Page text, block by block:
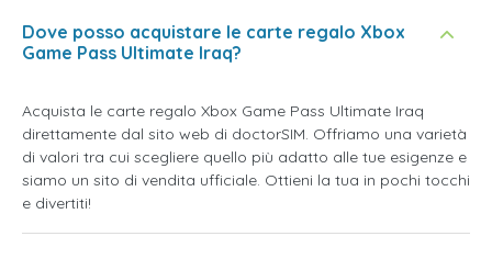
Dove posso acquistare le carte regalo Xbox
Game Pass Ultimate Iraq?
Acquista le carte regalo Xbox Game Pass Ultimate Iraq
direttamente dal sito web di doctorSIM. Offriamo una varietà
di valori tra cui scegliere quello più adatto alle tue esigenze e
siamo un sito di vendita ufficiale. Ottieni la tua in pochi tocchi
e divertiti!